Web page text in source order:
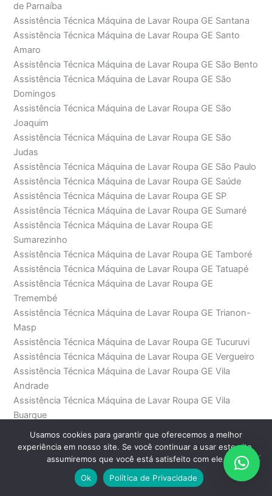
de Parnaíba
Assistência Técnica Máquina de Lavar Roupa GE Santana
Assistência Técnica Máquina de Lavar Roupa GE Santo
Amaro
Assistência Técnica Máquina de Lavar Roupa GE São Bento
Assistência Técnica Máquina de Lavar Roupa GE São
Domingos
Assistência Técnica Máquina de Lavar Roupa GE São
Joaquim
Assistência Técnica Máquina de Lavar Roupa GE São
Judas
Assistência Técnica Máquina de Lavar Roupa GE São Paulo
Assistência Técnica Máquina de Lavar Roupa GE Saúde
Assistência Técnica Máquina de Lavar Roupa GE SP
Assistência Técnica Máquina de Lavar Roupa GE Sumaré
Assistência Técnica Máquina de Lavar Roupa GE
Sumarezinho
Assistência Técnica Máquina de Lavar Roupa GE Tamboré
Assistência Técnica Máquina de Lavar Roupa GE Tatuapé
Assistência Técnica Máquina de Lavar Roupa GE
Tremembé
Assistência Técnica Máquina de Lavar Roupa GE Trianon-
Masp
Assistência Técnica Máquina de Lavar Roupa GE Tucuruvi
Assistência Técnica Máquina de Lavar Roupa GE Vergueiro
Assistência Técnica Máquina de Lavar Roupa GE Vila
Andrade
Assistência Técnica Máquina de Lavar Roupa GE Vila
Buarque
Assistência Técnica Máquina de Lavar Roupa GE Vila
Carrão
Assistência Técnica Máquina de Lavar Roupa GE Vila das
Assistência Técnica Máquina de Lavar Roupa GE Vila dos
Usamos cookies para garantir que oferecemos a melhor
experiência em nosso site. Se você continuar a usar este site,
assumiremos que você está satisfeito com ele.
Ok
Política de Privacidade